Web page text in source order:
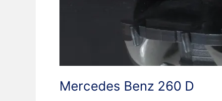
Mercedes Benz 260 D